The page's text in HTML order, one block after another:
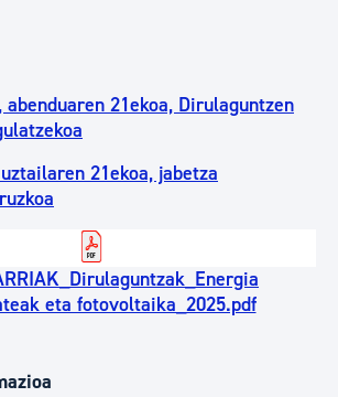
abenduaren 21ekoa, Dirulaguntzen
21ekoa, jabetza
eta fotovoltaika_2025.pdf